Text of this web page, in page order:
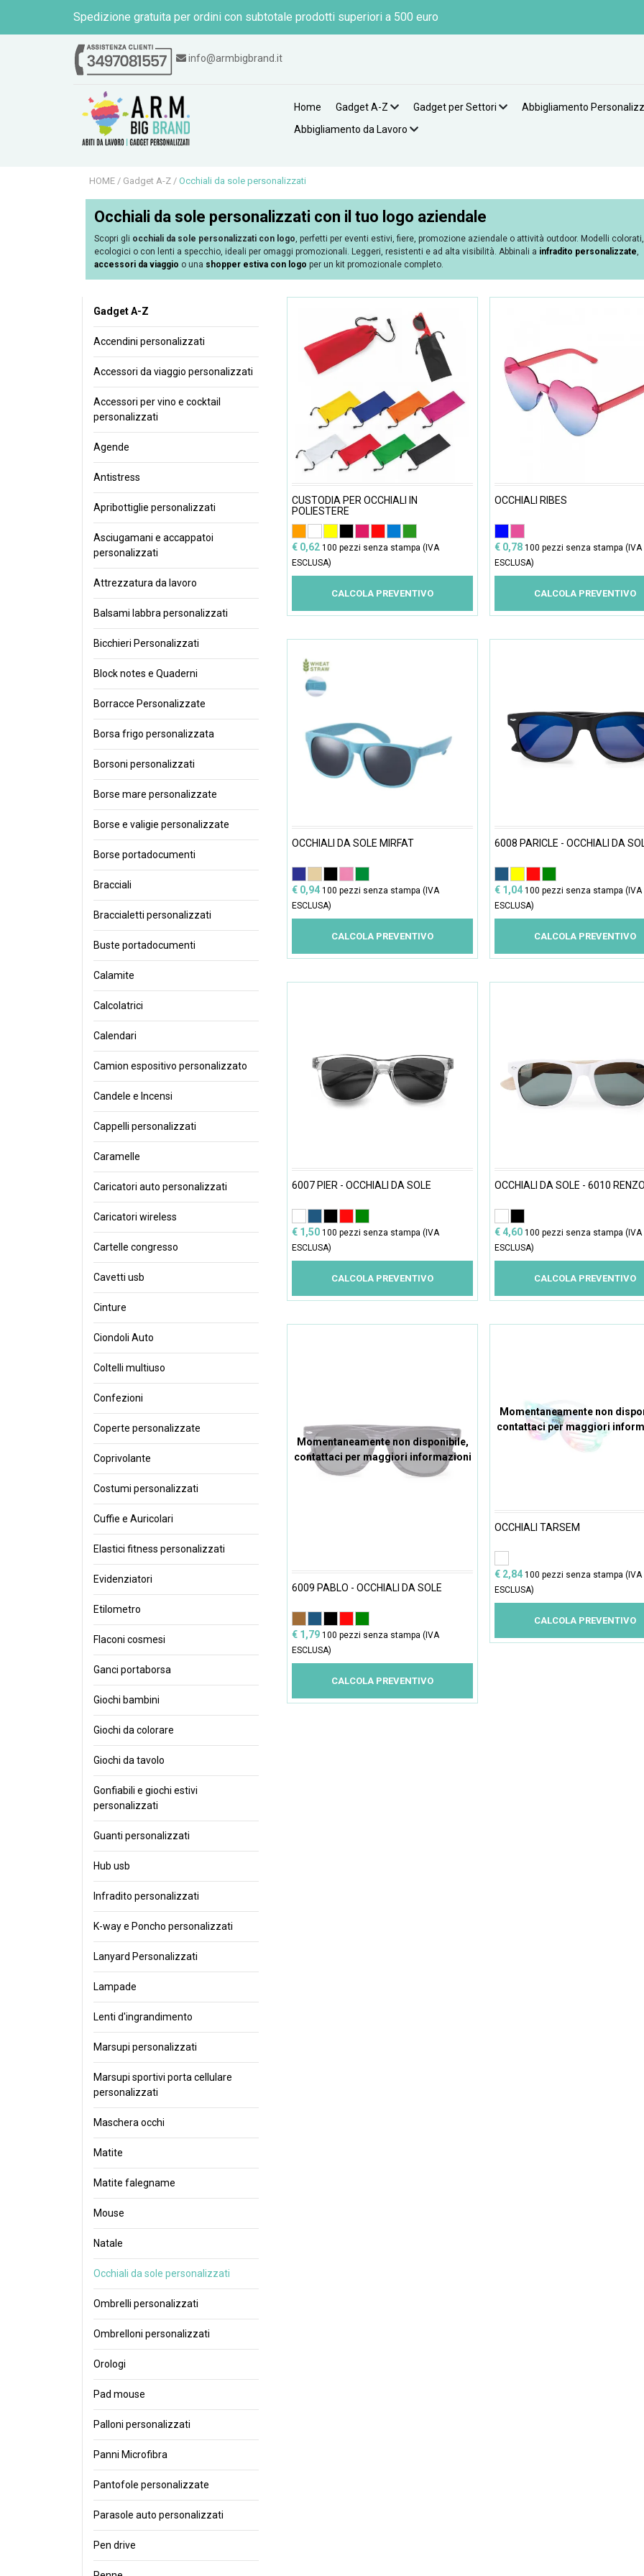
Spedizione gratuita per ordini con subtotale prodotti superiori a 500 euro
info@armbigbrand.it
Home Gadget A-Z Gadget per Settori
Abbigliamento
Abbigliamento da Lavoro
HOME / Gadget A-Z / Occhiali da sole personalizzati
Occhiali da sole personalizzati con il tuo logo aziendale
Scopri gli occhiali da sole personalizzati con logo, perfetti per eventi estivi, fiere, promozione aziendale o attività outdoor. Modelli colorati,
ecologici o con lenti a specchio, ideali per omaggi promozionali. Leggeri, resistenti e ad alta visibilità. Abbinali a infradito personalizzate,
accessori da viaggio o una shopper estiva con logo per un kit promozionale completo.
Gadget A-Z
Accendini personalizzati
Accessori da viaggio personalizzati
Accessori per vino e cocktail
personalizzati
Agende
Antistress
Apribottiglie personalizzati
Asciugamani e accappatoi
personalizzati
Attrezzatura da lavoro
Balsami labbra personalizzati
Bicchieri Personalizzati
Block notes e Quaderni
Borracce Personalizzate
Borsa frigo personalizzata
Borsoni personalizzati
Borse mare personalizzate
Borse e valigie personalizzate
Borse portadocumenti
Bracciali
Braccialetti personalizzati
Buste portadocumenti
Calamite
Calcolatrici
Calendari
Camion espositivo personalizzato
Candele e Incensi
Cappelli personalizzati
Caramelle
Caricatori auto personalizzati
Caricatori wireless
Cartelle congresso
Cavetti usb
Cinture
Ciondoli Auto
Coltelli multiuso
Confezioni
Coperte personalizzate
Coprivolante
Costumi personalizzati
Cuffie e Auricolari
Elastici fitness personalizzati
Evidenziatori
Etilometro
Flaconi cosmesi
Ganci portaborsa
Giochi bambini
Giochi da colorare
Giochi da tavolo
Gonfiabili e giochi estivi
personalizzati
Guanti personalizzati
Hub usb
Infradito personalizzati
K-way e Poncho personalizzati
Lanyard Personalizzati
Lampade
Lenti d'ingrandimento
Marsupi personalizzati
Marsupi sportivi porta cellulare
personalizzati
Maschera occhi
Matite
Matite falegname
Mouse
Natale
Occhiali da sole personalizzati
Ombrelli personalizzati
Ombrelloni personalizzati
Orologi
Pad mouse
Palloni personalizzati
Panni Microfibra
Pantofole personalizzate
Parasole auto personalizzati
Pen drive
CUSTODIA PER OCCHIALI IN
POLIESTERE
€ 0,62 100 pezzi senza stampa (IVA
ESCLUSA)
CALCOLA PREVENTIVO
OCCHIALI RIBES
€ 0,78100 pezzi senza stampa (IVA
ESCLUSA)
CALCOLA PREVENTIVO
OCCHIALI DA SOLE MIRFAT
€ 0,94 100 pezzi senza stampa (IVA
ESCLUSA)
CALCOLA PREVENTIVO
6008 PARICLE - OCCHIALI DA
€ 1,04100 pezzi senza stampa (IVA
ESCLUSA)
CALCOLA PREVENTIVO
6007 PIER - OCCHIALI DA SOLE
€ 1,50 100 pezzi senza stampa (IVA
ESCLUSA)
CALCOLA PREVENTIVO
OCCHIALI DA SOLE - 6010 RENZO
€ 4,60100 pezzi senza stampa (IVA
ESCLUSA)
CALCOLA PREVENTIVO
Momentaneamente non disponibile,
contattaci per maggiori informazioni
6009 PABLO - OCCHIALI DA SOLE
€ 1,79 100 pezzi senza stampa (IVA
ESCLUSA)
CALCOLA PREVENTIVO
Momentaneamente non
contattaci per maggiori
OCCHIALI TARSEM
€ 2,84100 pezzi senza stampa (IVA
ESCLUSA)
CALCOLA PREVENTIVO